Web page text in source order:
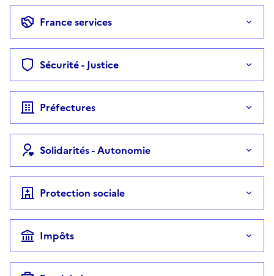
France services
Sécurité - Justice
Préfectures
Solidarités - Autonomie
Protection sociale
Impôts